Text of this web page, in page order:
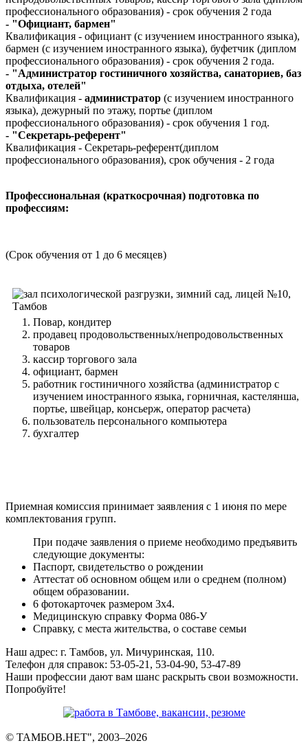
профессионального образования) - срок обучения 2 года
- "Официант, бармен"
Квалификация - официант (с изучением иностранного языка),
бармен (с изучением иностранного языка), буфетчик (диплом
профессионального образования) - срок обучения 2 года.
- "Администратор гостиничного хозяйства, санаториев, баз
отдыха, отелей"
Квалификация - администратор (с изучением иностранного
языка), дежурный по этажу, портье (диплом
профессионального образования) - срок обучения 1 год.
- "Секретарь-референт"
Квалификация - Секретарь-референт(диплом
профессионального образования), срок обучения - 2 года
Профессиональная (краткосрочная) подготовка по
профессиям:
(Срок обучения от 1 до 6 месяцев)
Повар, кондитер
продавец продовольственных/непродовольственных
товаров
кассир торгового зала
официант, бармен
работник гостиничного хозяйства (администратор с
изучением иностранного языка, горничная, кастелянша,
портье, швейцар, консьерж, оператор расчета)
пользователь персонального компьютера
бухгалтер
Приемная комиссия принимает заявления с 1 июня по мере
комплектования групп.
При подаче заявления о приеме необходимо предъявить
следующие документы:
Паспорт, свидетельство о рождении
Аттестат об основном общем или о среднем (полном)
общем образовании.
6 фотокарточек размером 3х4.
Медицинскую справку Форма 086-У
Справку, с места жительства, о составе семьи
Наш адрес: г. Тамбов, ул. Мичуринская, 110.
Телефон для справок: 53-05-21, 53-04-90, 53-47-89
Наши профессии дают вам шанс раскрыть свои возможности.
Попробуйте!
© ТАМБОВ.НЕТ", 2003–2026